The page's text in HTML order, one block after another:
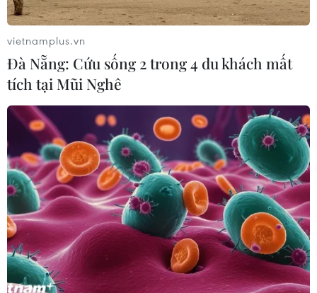
vietnamplus.vn
Đà Nẵng: Cứu sống 2 trong 4 du khách mất
tích tại Mũi Nghê